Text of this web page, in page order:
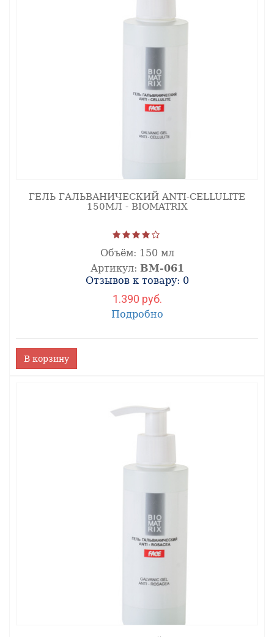
ГЕЛЬ ГАЛЬВАНИЧЕСКИЙ ANTI-CELLULITE
150МЛ - BIOMATRIX
Объём: 150 мл
Артикул: ВМ-061
Отзывов к товару: 0
1.390 руб.
Подробно
В корзину